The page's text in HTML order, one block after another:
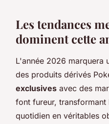
Les tendances
dominent cette
L'année 2026 marquera
des produits dérivés
exclusives avec des
font fureur, transformant
quotidien en véritables